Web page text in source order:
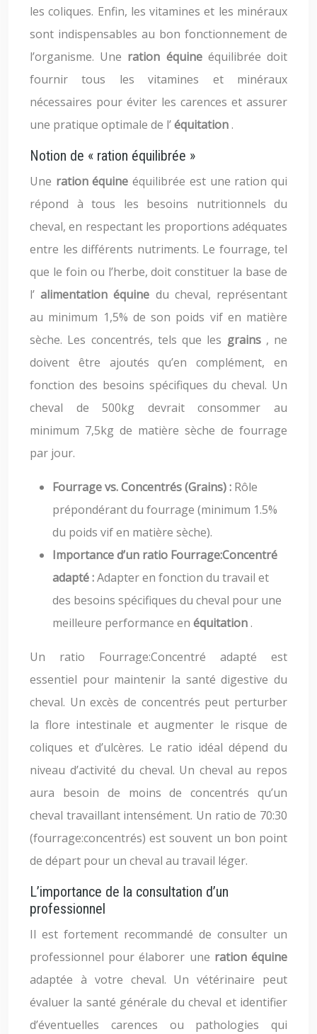
les coliques. Enfin, les vitamines et les minéraux
sont indispensables au bon fonctionnement de
l’organisme. Une ration équine équilibrée doit
fournir tous les vitamines et minéraux
nécessaires pour éviter les carences et assurer
une pratique optimale de l’équitation.
Notion de « ration équilibrée »
Une ration équineéquilibrée est une ration qui
répond à tous les besoins nutritionnels du
cheval, en respectant les proportions adéquates
entre les différents nutriments. Le fourrage, tel
que le foin ou l’herbe, doit constituer la base de
l’alimentation équine du cheval, représentant
au minimum 1,5% de son poids vif en matière
sèche. Les concentrés, tels que les grains , ne
doivent être ajoutés qu’en complément, en
fonction des besoins spécifiques du cheval. Un
cheval de 500kg devrait consommer au
minimum 7,5kg de matière sèche de fourrage
par jour.
Fourrage vs. Concentrés (Grains) : Rôle
prépondérant du fourrage (minimum 1.5%
du poids vif en matière sèche).
Importance d’un ratio Fourrage:Concentré
adapté :Adapter en fonction du travail et
des besoins spécifiques du cheval pour une
meilleure performance en équitation.
Un ratio Fourrage:Concentré adapté est
essentiel pour maintenir la santé digestive du
cheval. Un excès de concentrés peut perturber
la flore intestinale et augmenter le risque de
coliques et d’ulcères. Le ratio idéal dépend du
niveau d’activité du cheval. Un cheval au repos
aura besoin de moins de concentrés qu’un
cheval travaillant intensément. Un ratio de 70:30
(fourrage:concentrés) est souvent un bon point
de départ pour un cheval au travail léger.
L’importance de la consultation d’un
professionnel
Il est fortement recommandé de consulter un
professionnel pour élaborer une ration équine
adaptée à votre cheval. Un vétérinaire peut
évaluer la santé générale du cheval et identifier
d’éventuelles carences ou pathologies qui